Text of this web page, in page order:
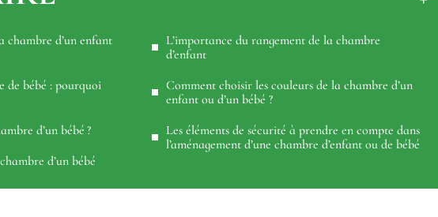
chambre d’un enfant
de bébé : pourquoi
d’un bébé ?
d’un bébé
L’importance du rangement de la chambre
d’enfant
Comment choisir les couleurs de la chambre d’un
enfant ou d’un bébé ?
Les éléments de sécurité à prendre en compte dans
l’aménagement d’une chambre d’enfant ou de bébé